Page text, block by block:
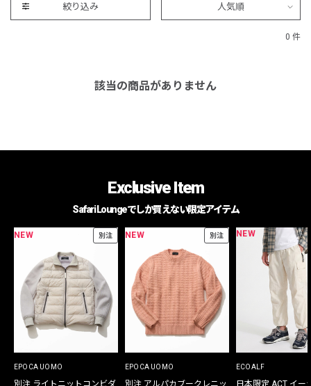
絞り込み 人気順
0 件
該当の商品がありません
Exclusive Item
Safari Loungeでしか買えない限定アイテム
NEW 別注
EPOCA UOMO
別注 ライトニットコンビダ
NEW 別注
EPOCA UOMO
別注 アルパカブークレニッ
NEW
ECOALF
日本限定 ACT イー